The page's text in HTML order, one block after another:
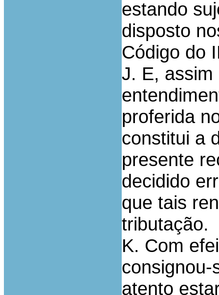
estando
disposto
Código do
J. E, assim
proferida
constitui a
presente
decidido
que tais
tributação.
K. Com
consignou-
atento